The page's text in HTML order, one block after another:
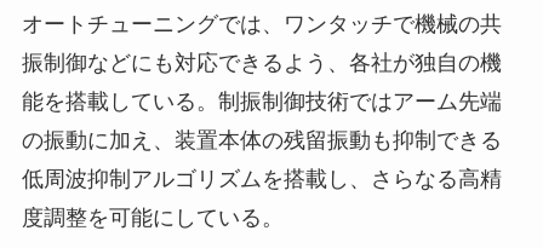
オートチューニングでは、ワンタッチで機械の共
振制御などにも対応できるよう、各社が独自の機
能を搭載している。制振制御技術ではアーム先端
の振動に加え、装置本体の残留振動も抑制できる
低周波抑制アルゴリズムを搭載し、さらなる高精
度調整を可能にしている。